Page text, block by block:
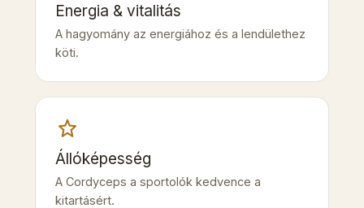
Energia & vitalitás
A hagyomány az energiához és a lendülethez
köti.
Állóképesség
A Cordyceps a sportolók kedvence a
kitartásért.